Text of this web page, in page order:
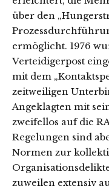
über den
ermöglicht. 1976
Verteidigerpost
mit dem
zeitweiligen
Angeklagten mit
zweifellos auf die
Regelungen sind
Normen zur
zuweilen extensiv